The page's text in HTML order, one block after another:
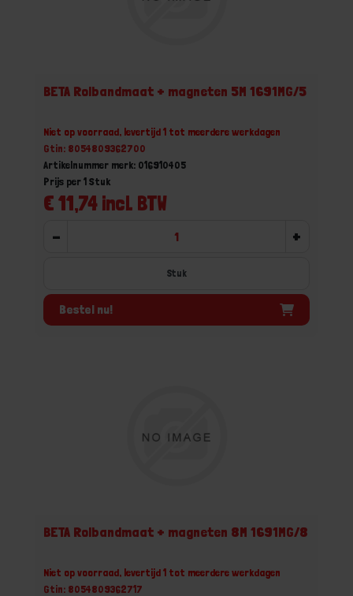
BETA Rolbandmaat + magneten 5M 1691MG/5
Niet op voorraad, levertijd 1 tot meerdere werkdagen
Gtin: 8054809362700
Artikelnummer merk: 016910405
€ 11,74 incl. BTW
Prijs per 1 Stuk
- +
Stuk
Bestel nu!
BETA Rolbandmaat + magneten 8M 1691MG/8
Niet op voorraad, levertijd 1 tot meerdere werkdagen
Gtin: 8054809362717